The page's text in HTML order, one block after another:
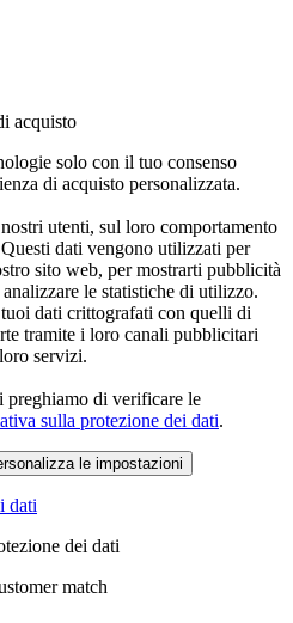
acquisto
solo con il tuo consenso
di acquisto personalizzata.
utenti, sul loro comportamento
dati vengono utilizzati per
sito web, per mostrarti pubblicità
le statistiche di utilizzo.
dati crittografati con quelli di
tramite i loro canali pubblicitari
servizi.
preghiamo di verificare le
sulla protezione dei dati.
le impostazioni
dati
dei dati
match